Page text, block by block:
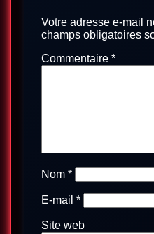
Votre adresse e-mail
champs obligatoires
Commentaire *
Nom *
E-mail *
Site web